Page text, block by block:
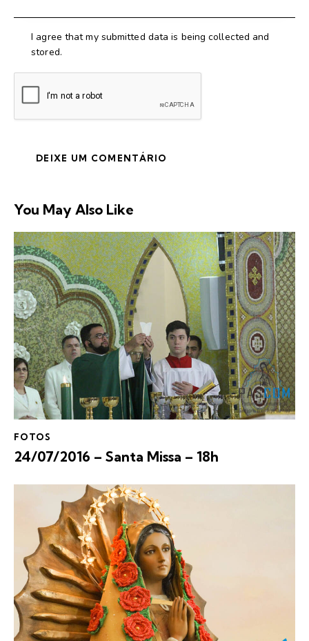
I agree that my submitted data is being collected and
stored.
You May Also Like
FOTOS
24/07/2016 – Santa Missa – 18h